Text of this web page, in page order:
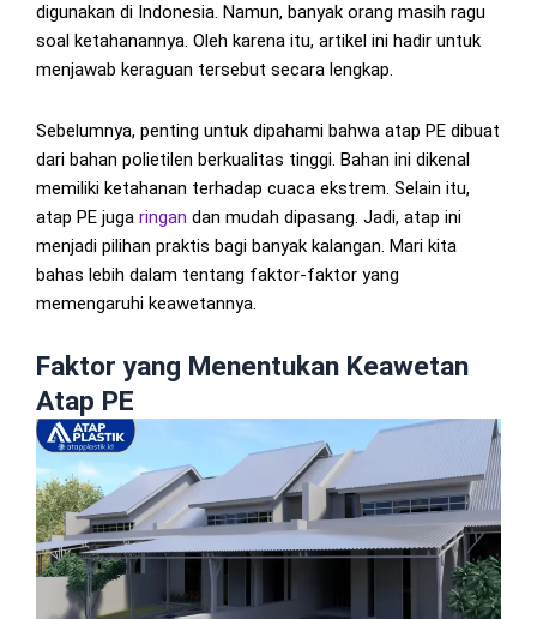
digunakan di Indonesia. Namun, banyak orang masih ragu
soal ketahanannya. Oleh karena itu, artikel ini hadir untuk
menjawab keraguan tersebut secara lengkap.
Sebelumnya, penting untuk dipahami bahwa atap PE dibuat
dari bahan polietilen berkualitas tinggi. Bahan ini dikenal
memiliki ketahanan terhadap cuaca ekstrem. Selain itu,
atap PE juga ringan dan mudah dipasang. Jadi, atap ini
menjadi pilihan praktis bagi banyak kalangan. Mari kita
bahas lebih dalam tentang faktor-faktor yang
memengaruhi keawetannya.
Faktor yang Menentukan Keawetan
Atap PE